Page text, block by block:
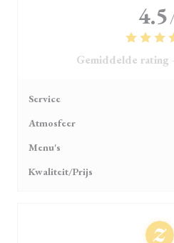
4.5
Gemiddelde
Service
Atmosfeer
Menu's
Kwaliteit/Prijs